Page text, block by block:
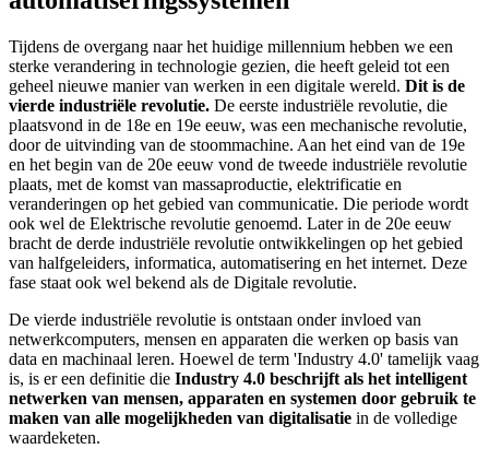
Tijdens de overgang naar het huidige millennium hebben we een
sterke verandering in technologie gezien, die heeft geleid tot een
geheel nieuwe manier van werken in een digitale wereld. Dit is de
vierde industriële revolutie. De eerste industriële revolutie, die
plaatsvond in de 18e en 19e eeuw, was een mechanische revolutie,
door de uitvinding van de stoommachine. Aan het eind van de 19e
en het begin van de 20e eeuw vond de tweede industriële revolutie
plaats, met de komst van massaproductie, elektrificatie en
veranderingen op het gebied van communicatie. Die periode wordt
ook wel de Elektrische revolutie genoemd. Later in de 20e eeuw
bracht de derde industriële revolutie ontwikkelingen op het gebied
van halfgeleiders, informatica, automatisering en het internet. Deze
fase staat ook wel bekend als de Digitale revolutie.
De vierde industriële revolutie is ontstaan onder invloed van
netwerkcomputers, mensen en apparaten die werken op basis van
data en machinaal leren. Hoewel de term 'Industry 4.0' tamelijk vaag
is, is er een definitie die Industry 4.0 beschrijft als het intelligent
netwerken van mensen, apparaten en systemen door gebruik te
maken van alle mogelijkheden van digitalisatie in de volledige
waardeketen.